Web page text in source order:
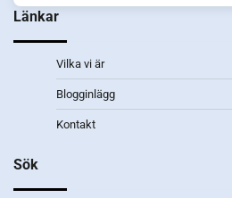
Länkar
Vilka vi är
Blogginlägg
Kontakt
Sök